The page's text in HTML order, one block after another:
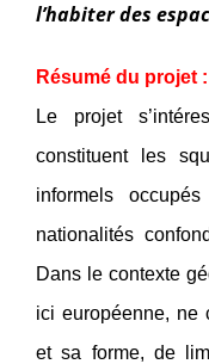
l’habiter des
Résumé du projet :
Le projet
constituent les
informels
nationalités
Dans le contexte
ici européenne, ne
et sa forme, de